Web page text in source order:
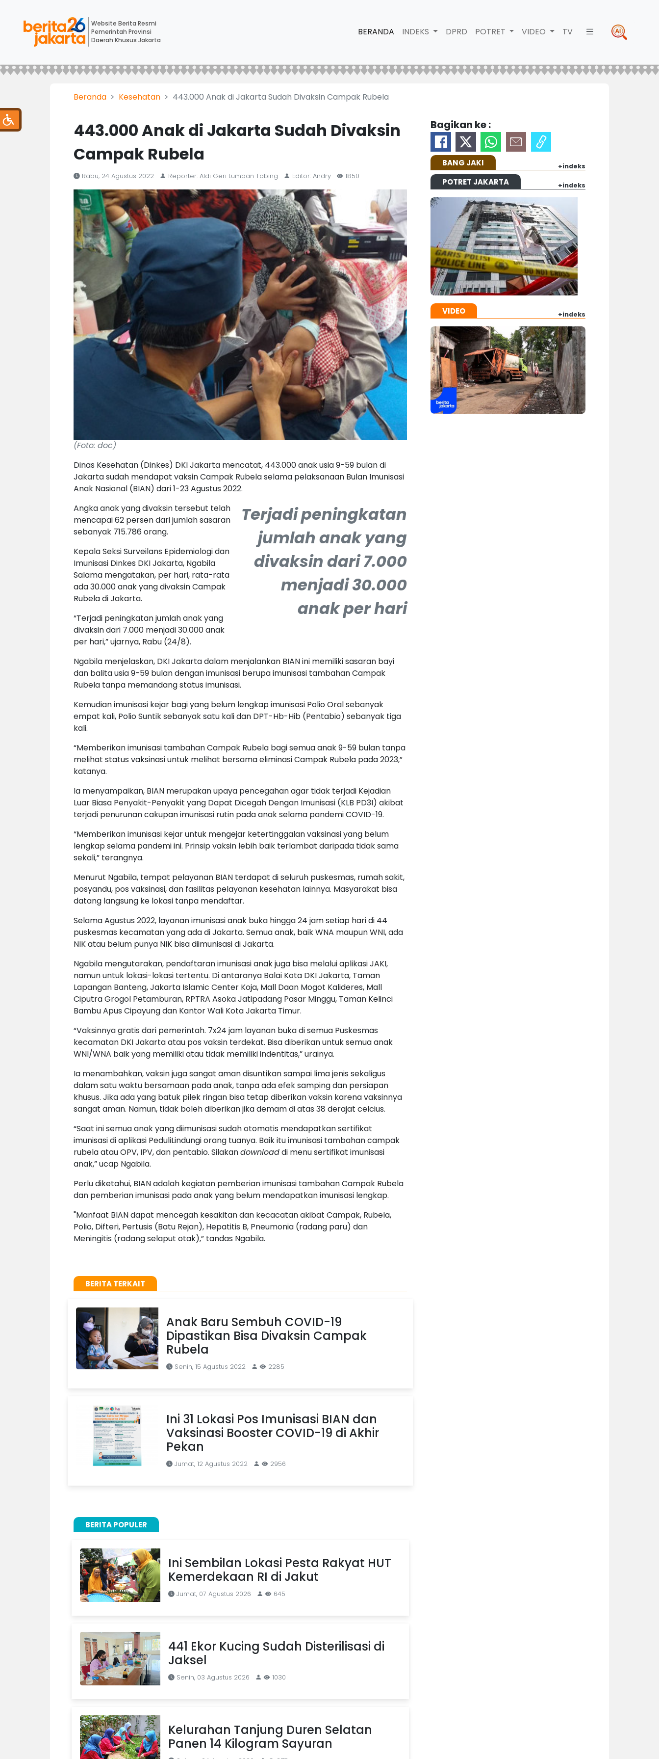
Website Berita Resmi
Pemerintah Provinsi
Daerah Khusus Jakarta
BERANDA INDEKS DPRD POTRET VIDEO TV
Beranda Kesehatan 443.000 Anak di Jakarta Sudah Divaksin Campak Rubela
443.000 Anak di Jakarta Sudah Divaksin
Campak Rubela
Rabu, 24 Agustus 2022 Reporter: Aldi Geri Lumban Tobing Editor: Andry 1850
(Foto: doc)
Dinas Kesehatan (Dinkes) DKI Jakarta mencatat, 443.000 anak usia 9-59 bulan di
Jakarta sudah mendapat vaksin Campak Rubela selama pelaksanaan Bulan Imunisasi
Anak Nasional (BIAN) dari 1-23 Agustus 2022.
Terjadi peningkatan
jumlah anak yang
divaksin dari 7.000
menjadi 30.000
anak per hari
Angka anak yang divaksin tersebut telah
mencapai 62 persen dari jumlah sasaran
sebanyak 715.786 orang.
Kepala Seksi Surveilans Epidemiologi dan
Imunisasi Dinkes DKI Jakarta, Ngabila
Salama mengatakan, per hari, rata-rata
ada 30.000 anak yang divaksin Campak
Rubela di Jakarta.
“Terjadi peningkatan jumlah anak yang
divaksin dari 7.000 menjadi 30.000 anak
per hari,” ujarnya, Rabu (24/8).
Ngabila menjelaskan, DKI Jakarta dalam menjalankan BIAN ini memiliki sasaran bayi
dan balita usia 9-59 bulan dengan imunisasi berupa imunisasi tambahan Campak
Rubela tanpa memandang status imunisasi.
Kemudian imunisasi kejar bagi yang belum lengkap imunisasi Polio Oral sebanyak
empat kali, Polio Suntik sebanyak satu kali dan DPT-Hb-Hib (Pentabio) sebanyak tiga
kali.
“Memberikan imunisasi tambahan Campak Rubela bagi semua anak 9-59 bulan tanpa
melihat status vaksinasi untuk melihat bersama eliminasi Campak Rubela pada 2023,”
katanya.
Ia menyampaikan, BIAN merupakan upaya pencegahan agar tidak terjadi Kejadian
Luar Biasa Penyakit-Penyakit yang Dapat Dicegah Dengan Imunisasi (KLB PD3I) akibat
terjadi penurunan cakupan imunisasi rutin pada anak selama pandemi COVID-19.
“Memberikan imunisasi kejar untuk mengejar ketertinggalan vaksinasi yang belum
lengkap selama pandemi ini. Prinsip vaksin lebih baik terlambat daripada tidak sama
sekali,” terangnya.
Menurut Ngabila, tempat pelayanan BIAN terdapat di seluruh puskesmas, rumah sakit,
posyandu, pos vaksinasi, dan fasilitas pelayanan kesehatan lainnya. Masyarakat bisa
datang langsung ke lokasi tanpa mendaftar.
Selama Agustus 2022, layanan imunisasi anak buka hingga 24 jam setiap hari di 44
puskesmas kecamatan yang ada di Jakarta. Semua anak, baik WNA maupun WNI, ada
NIK atau belum punya NIK bisa diimunisasi di Jakarta.
Ngabila mengutarakan, pendaftaran imunisasi anak juga bisa melalui aplikasi JAKI,
namun untuk lokasi-lokasi tertentu. Di antaranya Balai Kota DKI Jakarta, Taman
Lapangan Banteng, Jakarta Islamic Center Koja, Mall Daan Mogot Kalideres, Mall
Ciputra Grogol Petamburan, RPTRA Asoka Jatipadang Pasar Minggu, Taman Kelinci
Bambu Apus Cipayung dan Kantor Wali Kota Jakarta Timur.
“Vaksinnya gratis dari pemerintah. 7x24 jam layanan buka di semua Puskesmas
kecamatan DKI Jakarta atau pos vaksin terdekat. Bisa diberikan untuk semua anak
WNI/WNA baik yang memiliki atau tidak memiliki indentitas,” urainya.
Ia menambahkan, vaksin juga sangat aman disuntikan sampai lima jenis sekaligus
dalam satu waktu bersamaan pada anak, tanpa ada efek samping dan persiapan
khusus. Jika ada yang batuk pilek ringan bisa tetap diberikan vaksin karena vaksinnya
sangat aman. Namun, tidak boleh diberikan jika demam di atas 38 derajat celcius.
“Saat ini semua anak yang diimunisasi sudah otomatis mendapatkan sertifikat
imunisasi di aplikasi PeduliLindungi orang tuanya. Baik itu imunisasi tambahan campak
rubela atau OPV, IPV, dan pentabio. Silakandownloaddi menu sertifikat imunisasi
anak,” ucap Ngabila.
Perlu diketahui, BIAN adalah kegiatan pemberian imunisasi tambahan Campak Rubela
dan pemberian imunisasi pada anak yang belum mendapatkan imunisasi lengkap.
"Manfaat BIAN dapat mencegah kesakitan dan kecacatan akibat Campak, Rubela,
Polio, Difteri, Pertusis (Batu Rejan), Hepatitis B, Pneumonia (radang paru) dan
Meningitis (radang selaput otak),” tandas Ngabila.
BERITA TERKAIT
Anak Baru Sembuh COVID-19
Dipastikan Bisa Divaksin Campak
Rubela
Senin, 15 Agustus 2022 2285
Ini 31 Lokasi Pos Imunisasi BIAN dan
Vaksinasi Booster COVID-19 di Akhir
Pekan
Jumat, 12 Agustus 2022 2956
BERITA POPULER
Ini Sembilan Lokasi Pesta Rakyat HUT
Kemerdekaan RI di Jakut
Jumat, 07 Agustus 2026 645
441 Ekor Kucing Sudah Disterilisasi di
Jaksel
Senin, 03 Agustus 2026 1030
Kelurahan Tanjung Duren Selatan
Panen 14 Kilogram Sayuran
Bagikan ke :
BANG JAKI +indeks
POTRET JAKARTA +indeks
VIDEO +indeks